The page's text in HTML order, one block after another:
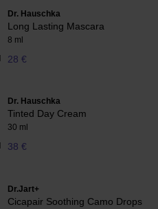
Dr. Hauschka
Long Lasting Mascara
8 ml
28 €
Dr. Hauschka
Tinted Day Cream
30 ml
38 €
Dr.Jart+
Cicapair Soothing Camo Drops